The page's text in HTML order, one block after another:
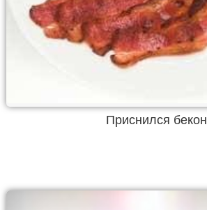
Приснился бекон